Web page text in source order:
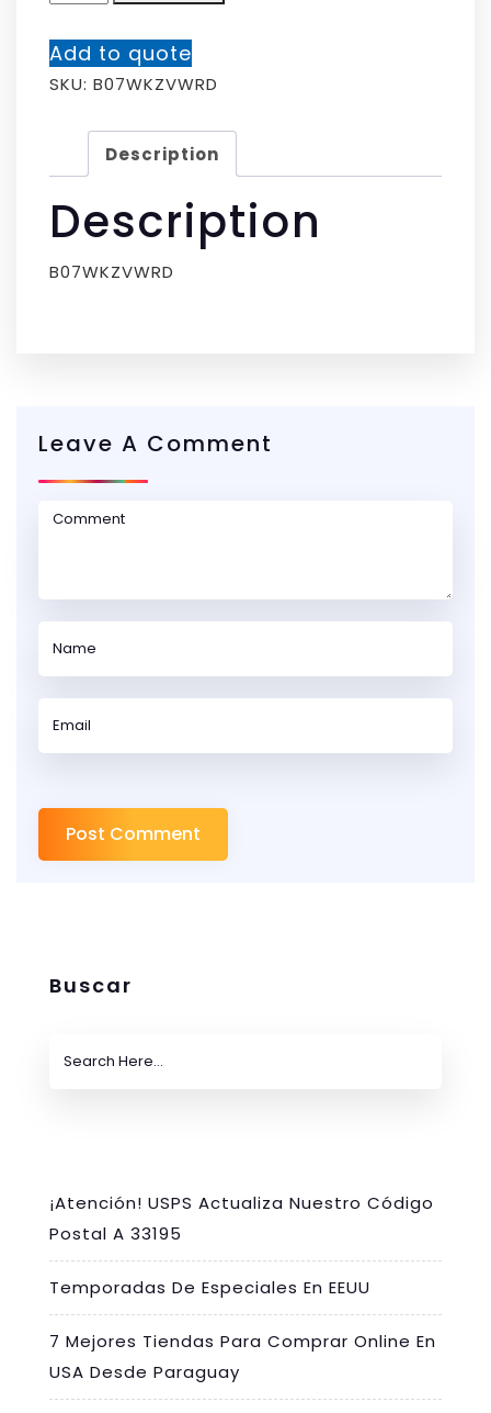
Add to quote
SKU: B07WKZVWRD
Description
Description
B07WKZVWRD
Leave A Comment
Buscar
¡Atención! USPS Actualiza Nuestro Código
Postal A 33195
Temporadas De Especiales En EEUU
7 Mejores Tiendas Para Comprar Online En
USA Desde Paraguay